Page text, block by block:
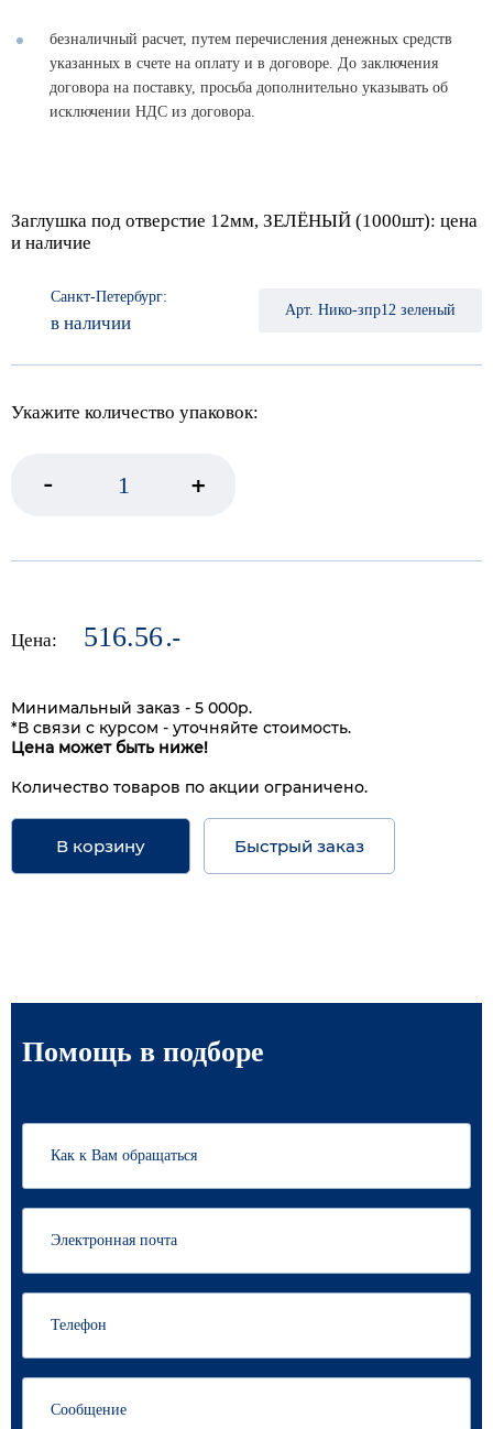
безналичный расчет, путем перечисления денежных средств
указанных в счете на оплату и в договоре. До заключения
договора на поставку, просьба дополнительно указывать об
исключении НДС из договора.
Заглушка под отверстие 12мм, ЗЕЛЁНЫЙ (1000шт): цена
и наличие
Санкт-Петербург:
в наличии
Арт. Нико-зпр12 зеленый
Укажите количество упаковок:
- +
Цена: 516.56.-
Минимальный заказ - 5 000р.
*В связи с курсом - уточняйте стоимость.
Цена может быть ниже!
Количество товаров по акции ограничено.
В корзину Быстрый заказ
Помощь в подборе